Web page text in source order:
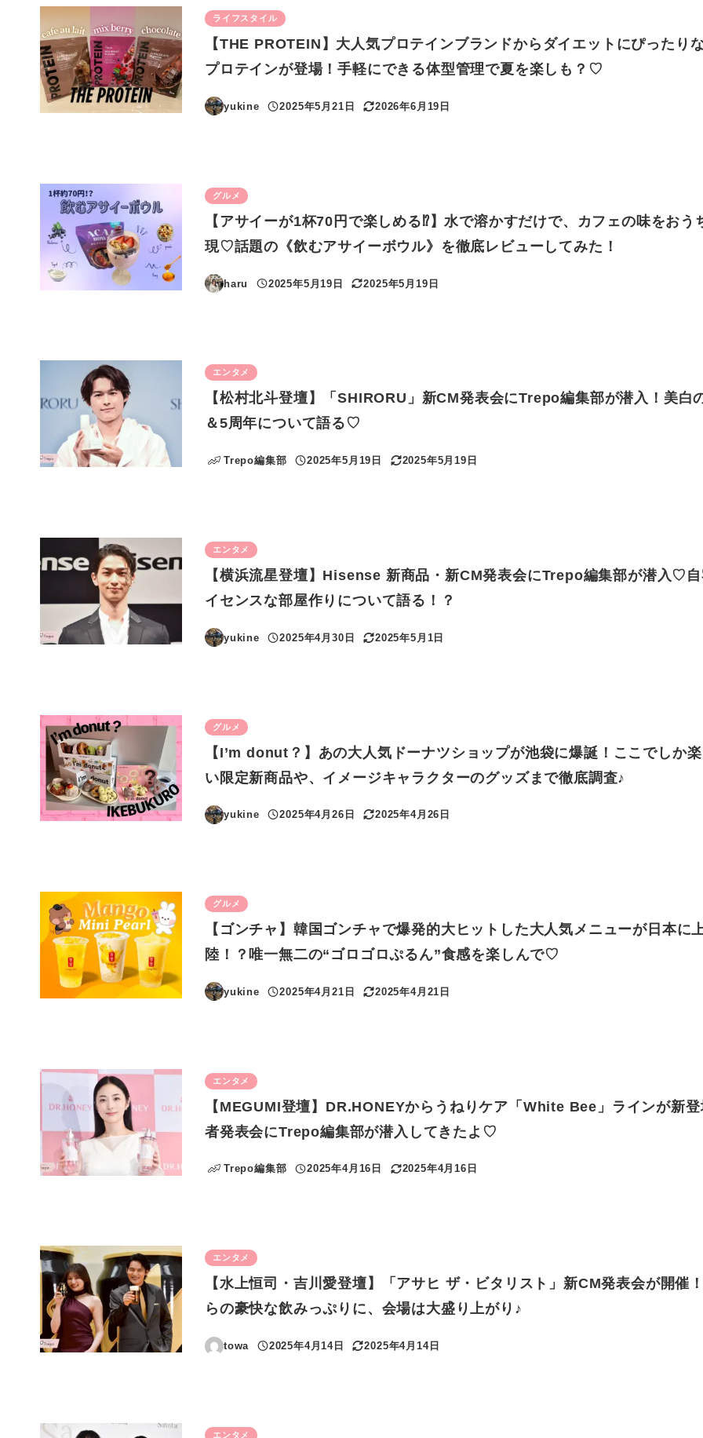
ライフスタイル
【THE PROTEIN】大人気プロテインブランドからダイエットにぴったり
プロテインが登場！手軽にできる体型管理で夏を楽しも？♡
yukine
投稿日
2025年5月21日
更新日
2026年6月19日
グルメ
【アサイーが1杯70円で楽しめる⁉】水で溶かすだけで、カフェの味をおう
現♡話題の《飲むアサイーボウル》を徹底レビューしてみた！
haru
投稿日
2025年5月19日
更新日
2025年5月19日
エンタメ
【松村北斗登壇】「SHIRORU」新CM発表会にTrepo編集部が潜入！美白
＆5周年について語る♡
Trepo編集部
投稿日
2025年5月19日
更新日
2025年5月19日
エンタメ
【横浜流星登壇】Hisense 新商品・新CM発表会にTrepo編集部が潜入♡
イセンスな部屋作りについて語る！？
yukine
投稿日
2025年4月30日
更新日
2025年5月1日
グルメ
【I’m donut？】あの大人気ドーナツショップが池袋に爆誕！ここでしか
い限定新商品や、イメージキャラクターのグッズまで徹底調査♪
yukine
投稿日
2025年4月26日
更新日
2025年4月26日
グルメ
【ゴンチャ】韓国ゴンチャで爆発的大ヒットした大人気メニューが日本に
陸！？唯一無二の“ゴロゴロぷるん”食感を楽しんで♡
yukine
投稿日
2025年4月21日
更新日
2025年4月21日
エンタメ
【MEGUMI登壇】DR.HONEYからうねりケア「White Bee」ラインが新
者発表会にTrepo編集部が潜入してきたよ♡
Trepo編集部
投稿日
2025年4月16日
更新日
2025年4月16日
エンタメ
【水上恒司・吉川愛登壇】「アサヒ ザ・ビタリスト」新CM発表会が開催
らの豪快な飲みっぷりに、会場は大盛り上がり♪
towa
投稿日
2025年4月14日
更新日
2025年4月14日
エンタメ